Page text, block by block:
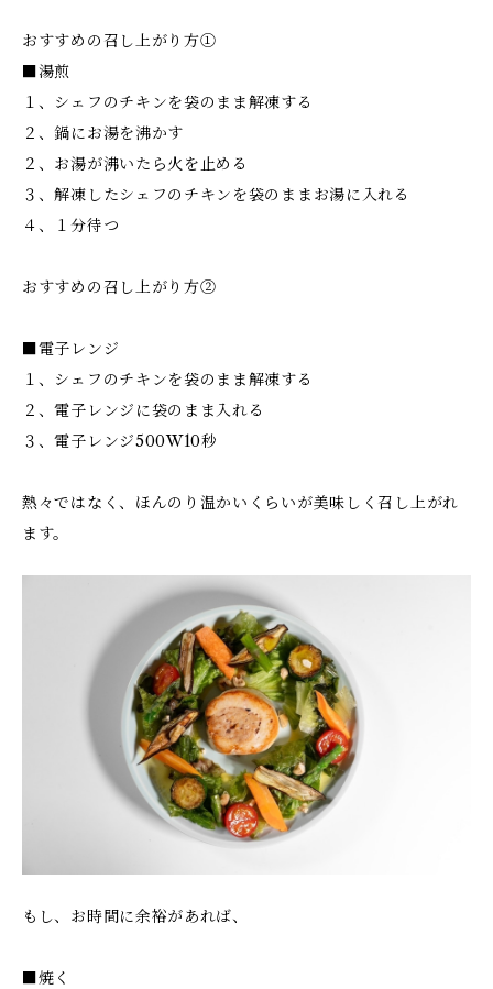
おすすめの召し上がり方①
■湯煎
１、シェフのチキンを袋のまま解凍する
２、鍋にお湯を沸かす
２、お湯が沸いたら火を止める
３、解凍したシェフのチキンを袋のままお湯に入れる
４、１分待つ
おすすめの召し上がり方②
■電子レンジ
１、シェフのチキンを袋のまま解凍する
２、電子レンジに袋のまま入れる
３、電子レンジ500W10秒
熱々ではなく、ほんのり温かいくらいが美味しく召し上がれ
ます。
もし、お時間に余裕があれば、
■焼く